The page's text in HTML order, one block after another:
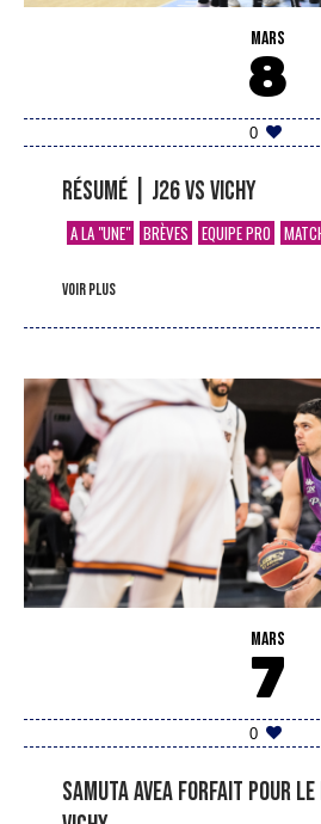
MARS
8
0
Résumé | J26 vs Vichy
A LA "UNE" BRÈVES EQUIPE PRO
voir plus
MARS
7
0
Samuta Avea forfait pour le